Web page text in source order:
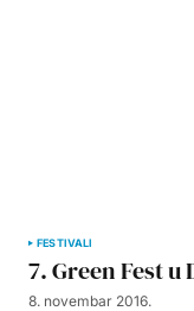
FESTIVALI
7. Green Fest
8. novembar 2016.